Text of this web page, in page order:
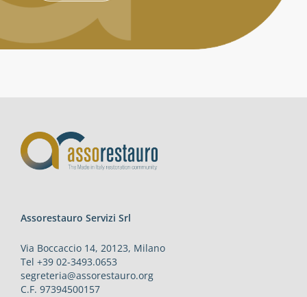
Assorestauro Servizi Srl
Via Boccaccio 14, 20123, Milano
Tel +39 02-3493.0653
segreteria@assorestauro.org
C.F. 97394500157